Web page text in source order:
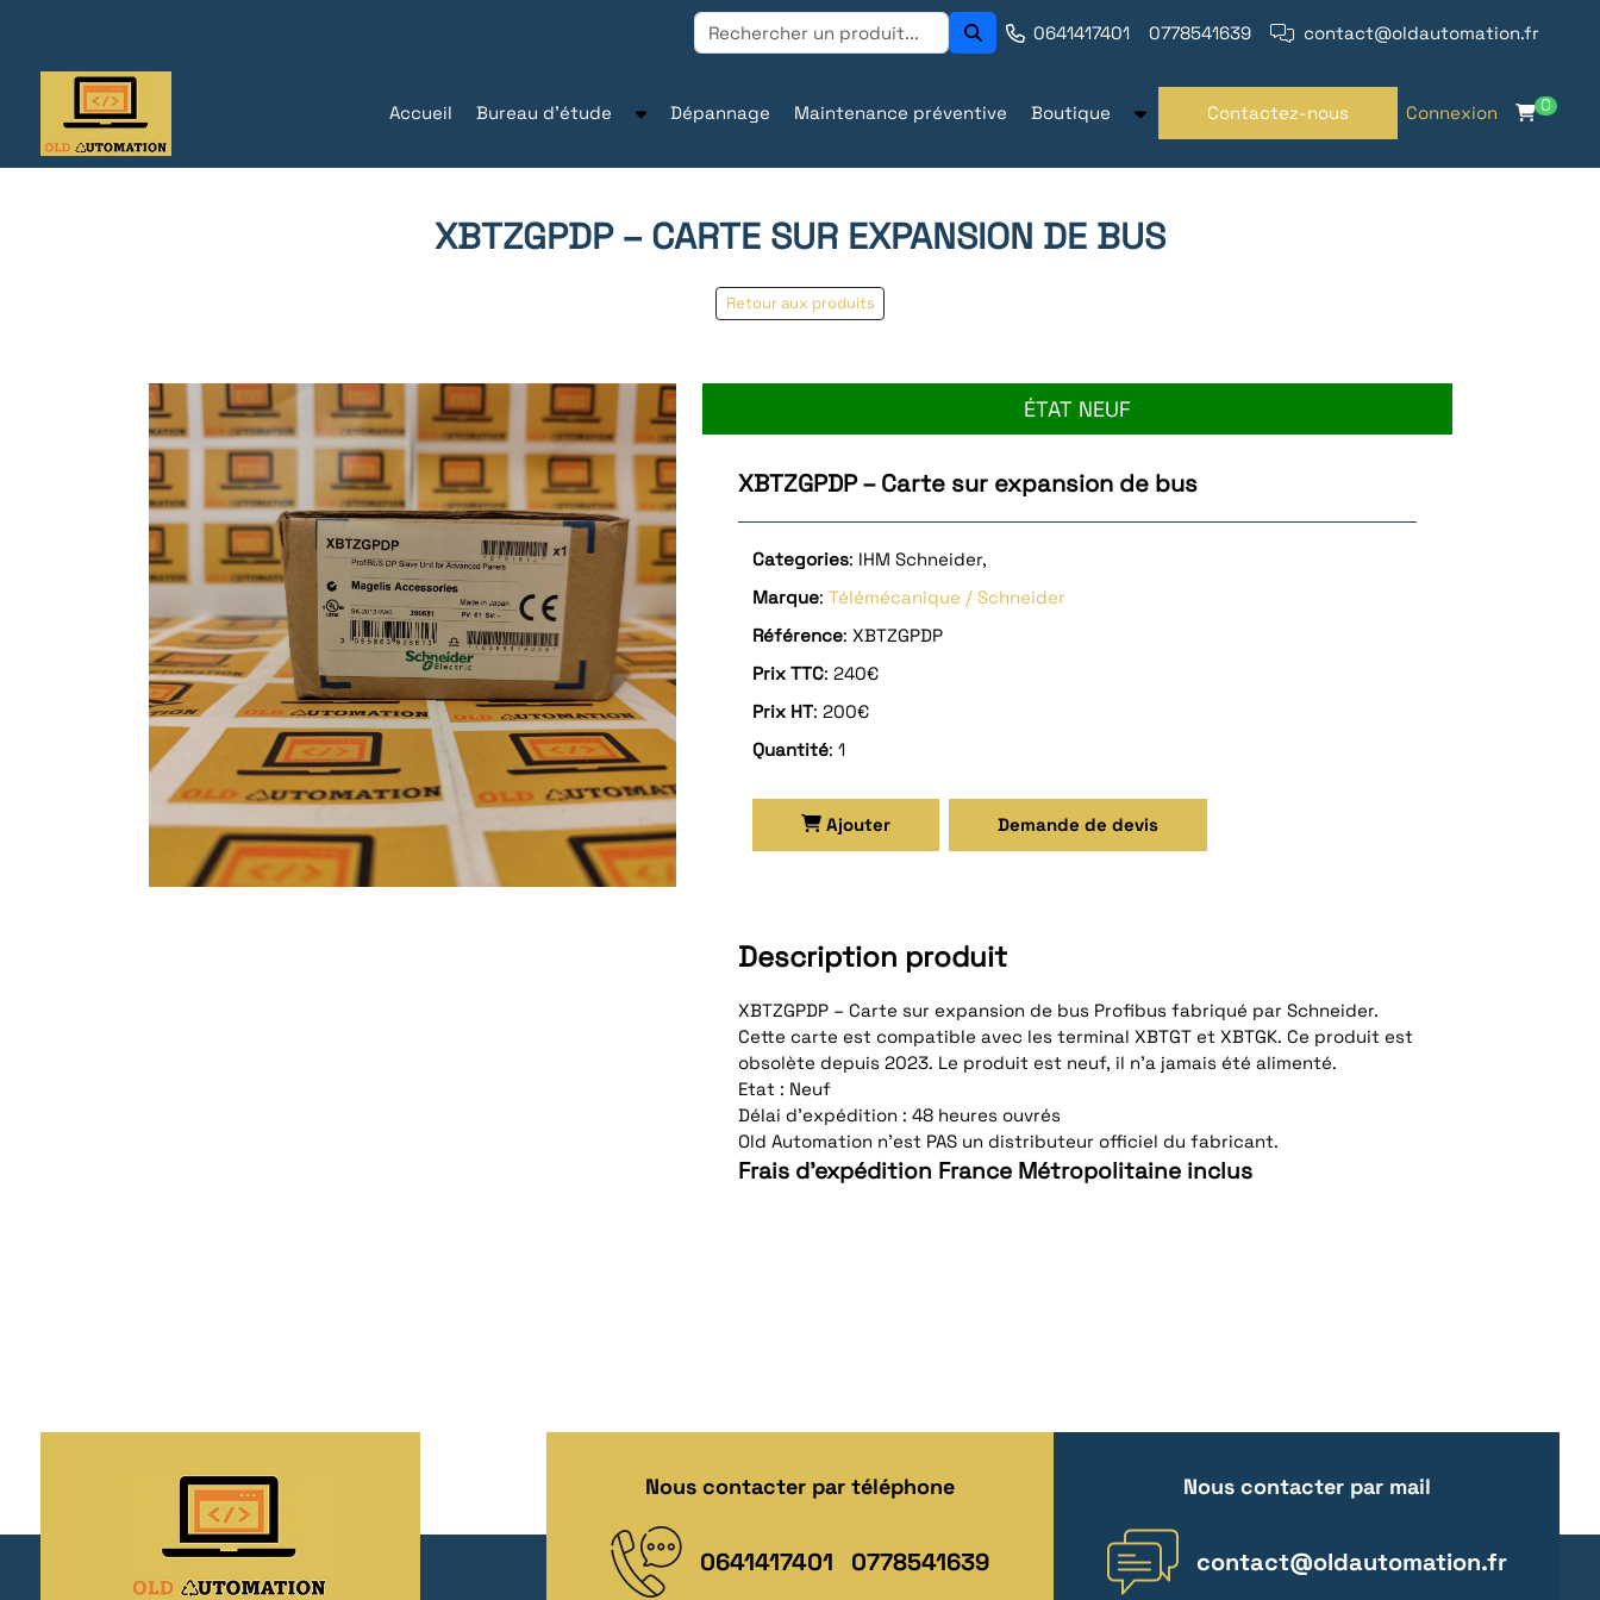
0641417401 0778541639 contact@oldautomation.fr
Accueil Bureau d'étude Dépannage Maintenance préventive Boutique Contactez-nous Connexion 0
XBTZGPDP – CARTE SUR EXPANSION DE BUS
Retour aux produits
ÉTAT NEUF
XBTZGPDP – Carte sur expansion de bus
Categories: IHM Schneider,
Marque:Télémécanique / Schneider
Référence: XBTZGPDP
Prix TTC: 240€
Prix HT: 200€
Quantité: 1
Ajouter Demande de devis
Description produit
XBTZGPDP – Carte sur expansion de bus Profibus fabriqué par Schneider.
Cette carte est compatible avec les terminal XBTGT et XBTGK. Ce produit est
obsolète depuis 2023. Le produit est neuf, il n’a jamais été alimenté.
Etat : Neuf
Délai d'expédition : 48 heures ouvrés
Old Automation n'est PAS un distributeur officiel du fabricant.
Frais d'expédition France Métropolitaine inclus
Nous contacter par téléphone
0641417401 0778541639
Nous contacter par mail
contact@oldautomation.fr